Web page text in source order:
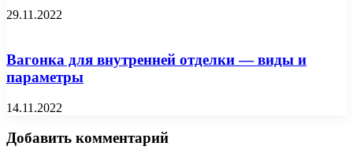
29.11.2022
Вагонка для внутренней отделки — виды и
параметры
14.11.2022
Добавить комментарий